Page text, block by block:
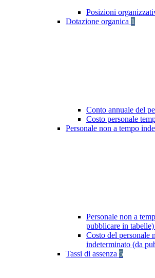
Posizioni
Dotazione organica 1
Conto annuale del
Costo personale
Personale non a tempo
Personale non a
pubblicare in tabelle)
Costo del personale
indeterminato (da
Tassi di assenza 5